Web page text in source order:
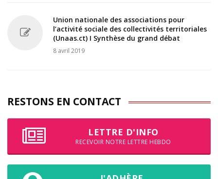
Union nationale des associations pour
l’activité sociale des collectivités territoriales
(Unaas.ct) I Synthèse du grand débat
8 avril 2019
RESTONS EN CONTACT
LETTRE D'INFO
RECEVOIR NOTRE LETTRE HEBDO